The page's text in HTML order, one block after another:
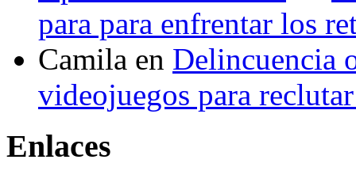
para para enfrentar los
Camila en Delincuencia
videojuegos para
Enlaces